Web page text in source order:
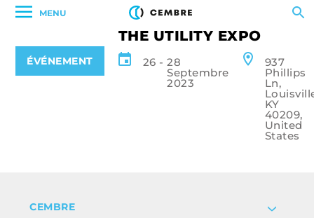
MENU
ÉVÉNEMENT
THE UTILITY EXPO
26 - 28
Septembre
2023
937
Phillips
Ln,
KY
40209,
United
States
CEMBRE